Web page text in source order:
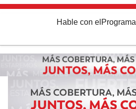
Hable con el Programa